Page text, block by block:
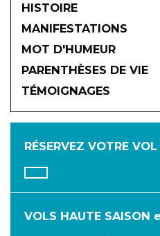
HISTOIRE
MANIFESTATIONS
MOT D'HUMEUR
PARENTHÈSES DE VIE
TÉMOIGNAGES
RÉSERVEZ VOTRE VOL
VOLS HAUTE
JANVIER
AVRIL
JUILLET
OCTOBRE